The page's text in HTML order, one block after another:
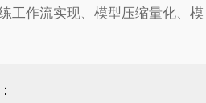
工作流实现、模型压缩量化、模